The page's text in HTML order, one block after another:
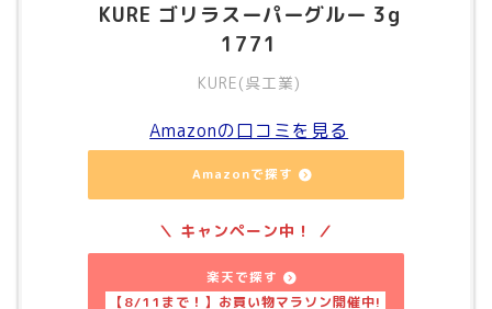
KURE ゴリラスーパーグルー 3g
1771
KURE(呉工業)
Amazonの口コミを見る
Amazonで探す
楽天で探す